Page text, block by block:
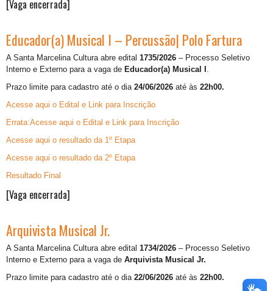
[Vaga encerrada]
Educador(a) Musical I – Percussão| Polo Fartura
A Santa Marcelina Cultura abre edital 1735/2026 – Processo Seletivo
Interno e Externo para a vaga de Educador(a) Musical I .
Prazo limite para cadastro até o dia24/06/2026 até às 22h00.
Acesse aqui o Edital e Link para Inscrição
Errata:Acesse aqui o Edital e Link para Inscrição
Acesse aqui o resultado da 1º Etapa
Acesse aqui o resultado da 2º Etapa
Resultado Final
[Vaga encerrada]
Arquivista Musical Jr.
A Santa Marcelina Cultura abre edital 1734/2026 – Processo Seletivo
Interno e Externo para a vaga de Arquivista Musical Jr.
Prazo limite para cadastro até o dia22/06/2026 até às 22h00.